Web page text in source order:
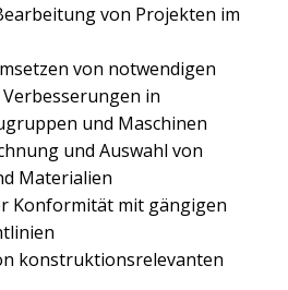
von Projekten im
von notwendigen
in
und Maschinen
und Auswahl von
Materialien
Konformität mit gängigen
konstruktionsrelevanten